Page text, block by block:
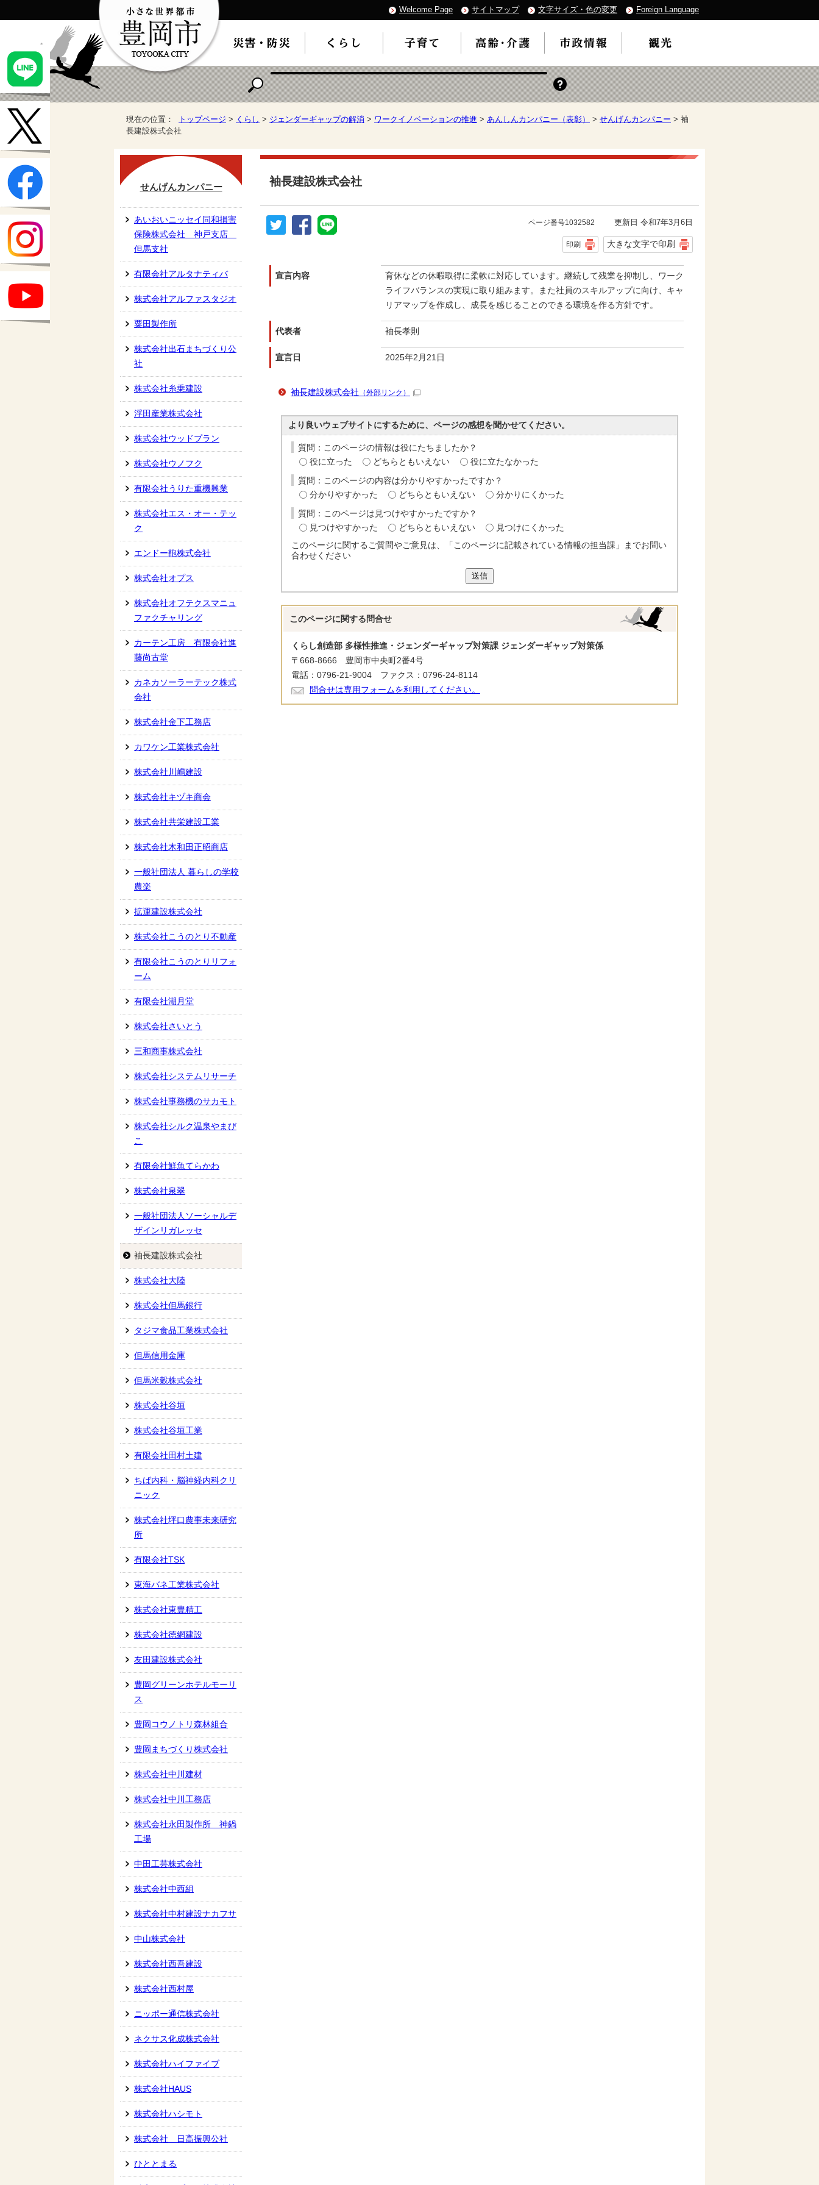
Welcome Page サイトマップ 文字サイズ・色の変更 Foreign Language
現在の位置： トップページ > くらし > ジェンダーギャップの解消 > ワークイノベーションの推進 > あんしんカンパニー（表彰） > せんげんカンパニー > 袖
長建設株式会社
袖長建設株式会社
ページ番号1032582 更新日 令和7年3月6日
印刷 大きな文字で印刷
宣言内容
育休などの休暇取得に柔軟に対応しています。継続して残業を抑制し、ワーク
ライフバランスの実現に取り組みます。また社員のスキルアップに向け、キャ
リアマップを作成し、成長を感じることのできる環境を作る方針です。
代表者 袖長孝則
宣言日 2025年2月21日
袖長建設株式会社 （外部リンク）
より良いウェブサイトにするために、ページの感想を聞かせてください。
質問：このページの情報は役にたちましたか？
役に立った
どちらともいえない 役に立たなかった
質問：このページの内容は分かりやすかったですか？
分かりやすかった
どちらともいえない 分かりにくかった
質問：このページは見つけやすかったですか？
見つけやすかった
どちらともいえない
見つけにくかった
このページに関するご質問やご意見は、「このページに記載されている情報の担当課」までお問い
合わせください
送信
このページに関する 問合せ
くらし創造部 多様性推進・ジェンダーギャップ対策課 ジェンダーギャップ対策係
〒668-8666 豊岡市中央町2番4号
電話：0796-21-9004 ファクス：0796-24-8114
問合せは専用フォームを利用してください。
せんげんカンパニー
あいおいニッセイ同和損害
保険株式会社 神戸支店
但馬支社
有限会社アルタナティバ
株式会社アルファスタジオ
粟田製作所
株式会社出石まちづくり公
社
株式会社糸乗建設
浮田産業株式会社
株式会社ウッドプラン
株式会社ウノフク
有限会社うりた重機興業
株式会社エス・オー・テッ
ク
エンドー鞄株式会社
株式会社オプス
株式会社オフテクスマニュ
ファクチャリング
カーテン工房 有限会社進
藤尚古堂
カネカソーラーテック株式
会社
株式会社金下工務店
カワケン工業株式会社
株式会社川嶋建設
株式会社キヅキ商会
株式会社共栄建設工業
株式会社木和田正昭商店
一般社団法人 暮らしの学校
農楽
拡運建設株式会社
株式会社こうのとり不動産
有限会社こうのとりリフォ
ーム
有限会社湖月堂
株式会社さいとう
三和商事株式会社
株式会社システムリサーチ
株式会社事務機のサカモト
株式会社シルク温泉やまび
こ
有限会社鮮魚てらかわ
株式会社泉翠
一般社団法人ソーシャルデ
ザインリガレッセ
袖長建設株式会社
株式会社大陸
株式会社但馬銀行
タジマ食品工業株式会社
但馬信用金庫
但馬米穀株式会社
株式会社谷垣
株式会社谷垣工業
有限会社田村土建
ちば内科・脳神経内科クリ
ニック
株式会社坪口農事未来研究
所
有限会社TSK
東海バネ工業株式会社
株式会社東豊精工
株式会社徳網建設
友田建設株式会社
豊岡グリーンホテルモーリ
ス
豊岡コウノトリ森林組合
豊岡まちづくり株式会社
株式会社中川建材
株式会社中川工務店
株式会社永田製作所 神鍋
工場
中田工芸株式会社
株式会社中西組
株式会社中村建設ナカフサ
中山株式会社
株式会社西吾建設
株式会社西村屋
ニッポー通信株式会社
ネクサス化成株式会社
株式会社ハイファイブ
株式会社HAUS
株式会社ハシモト
株式会社 日高振興公社
ひととまる